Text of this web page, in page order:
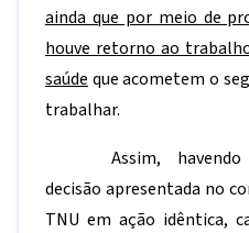
ainda que por meio de
houve retorno ao
saúde que acometem o
trabalhar.
Assim,
decisão apresentada no
TNU em ação idêntica,